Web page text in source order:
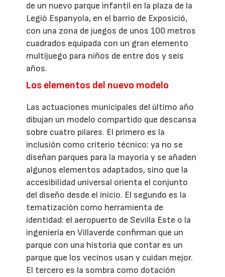
de un nuevo parque infantil en la plaza de la
Legió Espanyola, en el barrio de Exposició,
con una zona de juegos de unos 100 metros
cuadrados equipada con un gran elemento
multijuego para niños de entre dos y seis
años.
Los elementos del nuevo modelo
Las actuaciones municipales del último año
dibujan un modelo compartido que descansa
sobre cuatro pilares. El primero es la
inclusión como criterio técnico: ya no se
diseñan parques para la mayoría y se añaden
algunos elementos adaptados, sino que la
accesibilidad universal orienta el conjunto
del diseño desde el inicio. El segundo es la
tematización como herramienta de
identidad: el aeropuerto de Sevilla Este o la
ingeniería en Villaverde confirman que un
parque con una historia que contar es un
parque que los vecinos usan y cuidan mejor.
El tercero es la sombra como dotación